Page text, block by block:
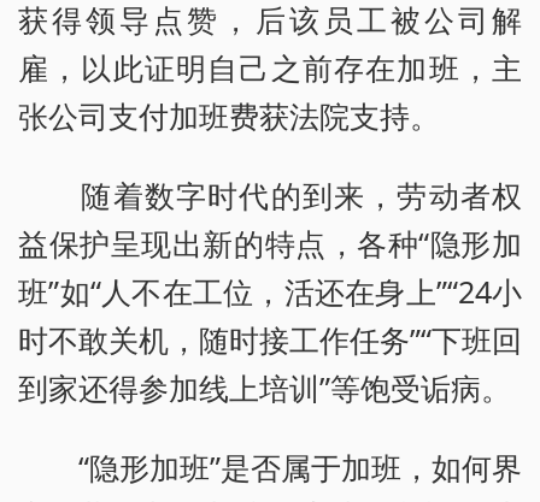
获得领导点赞，后该员工被公司解
雇，以此证明自己之前存在加班，主
张公司支付加班费获法院支持。
随着数字时代的到来，劳动者权
益保护呈现出新的特点，各种“隐形加
班”如“人不在工位，活还在身上”“24小
时不敢关机，随时接工作任务”“下班回
到家还得参加线上培训”等饱受诟病。
“隐形加班”是否属于加班，如何界